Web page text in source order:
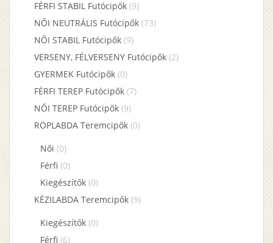
FÉRFI STABIL Futócipők (9)
NŐI NEUTRÁLIS Futócipők (73)
NŐI STABIL Futócipők (9)
VERSENY, FÉLVERSENY Futócipők (2)
GYERMEK Futócipők (0)
FÉRFI TEREP Futócipők (7)
NŐI TEREP Futócipők (9)
RÖPLABDA Teremcipők (0)
Női (0)
Férfi (0)
Kiegészítők (0)
KÉZILABDA Teremcipők (9)
Kiegészítők (0)
Férfi (6)